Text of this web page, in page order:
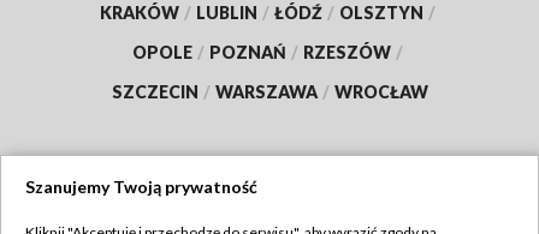
KRAKÓW / LUBLIN / ŁÓDŹ / OLSZTYN /
OPOLE / POZNAŃ / RZESZÓW /
SZCZECIN / WARSZAWA / WROCŁAW
Szanujemy Twoją prywatność